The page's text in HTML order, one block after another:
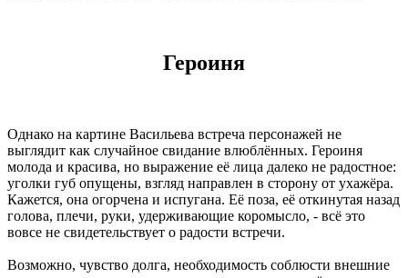
Героиня
Однако на картине Васильева встреча персонажей не
выглядит как случайное свидание влюблённых. Героиня
молода и красива, но выражение её лица далеко не радостное:
уголки губ опущены, взгляд направлен в сторону от ухажёра.
Кажется, она огорчена и испугана. Её поза, её откинутая назад
голова, плечи, руки, удерживающие коромысло, - всё это
вовсе не свидетельствует о радости встречи.
Возможно, чувство долга, необходимость соблюсти внешние